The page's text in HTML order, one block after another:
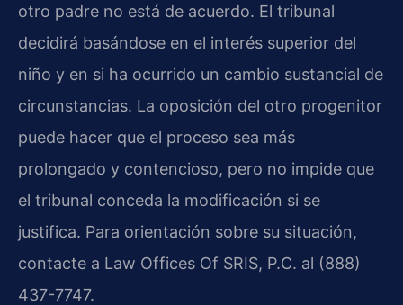
otro padre no está de acuerdo. El tribunal
decidirá basándose en el interés superior del
niño y en si ha ocurrido un cambio sustancial de
circunstancias. La oposición del otro progenitor
puede hacer que el proceso sea más
prolongado y contencioso, pero no impide que
el tribunal conceda la modificación si se
justifica. Para orientación sobre su situación,
contacte a Law Offices Of SRIS, P.C. al (888)
437-7747.